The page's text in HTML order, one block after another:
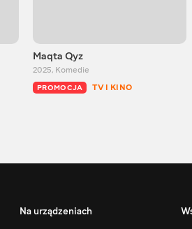
Maqta Qyz
2025, Komedie
PROMOCJA TV I KINO
Na urządzeniach